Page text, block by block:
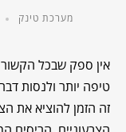
מערכת טינק
אין ספק שבכל הקשור
טיפה יותר ולנסות
זה הזמן להוציא את